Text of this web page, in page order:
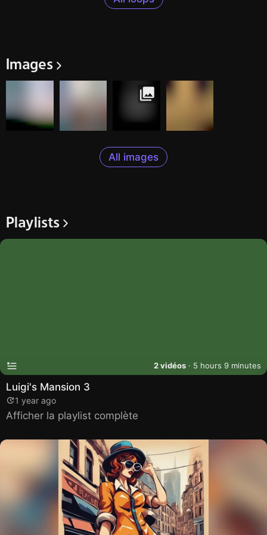
autant que de besoin.
Images
All images
Playlists
2 vidéos · 5 hours 9 minutes
Luigi's Mansion 3
1 year ago
Afficher la playlist complète